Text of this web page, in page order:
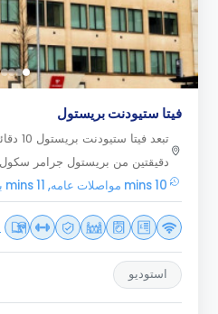
فيتا ستيودنت بريستول
تبعد
دقيقتين من بريستول جرامر
10 mins مواصلات عامه, 11 mins بريستل مشي بالأقدام
استوديو